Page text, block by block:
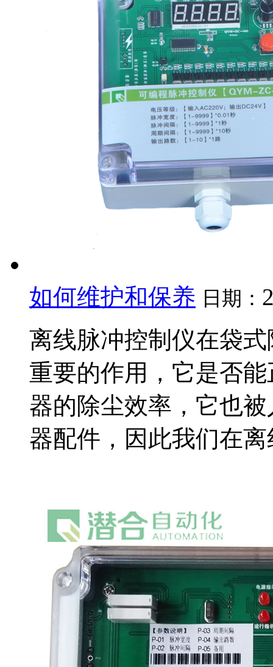
如何维护和保养 日期：
离线脉冲控制仪在袋
重要的作用，它是否
器的除尘效率，它也
器配件，因此我们在离